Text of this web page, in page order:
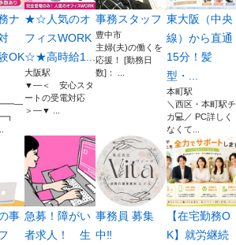
ナ
OK
★☆人気のオ
フィスWORK
☆★高時給1...
大阪駅
▼―＜ 安心スタ
ートの受電対応
＞―▼ ...
事務スタッフ
豊中市
主婦(夫)の働くを
応援！ [勤務日
数]： ...
東大阪（中央
線）から直通
15分！髪
型・...
本町駅
＼西区・本町駅チ
カ💻／ PC詳しく
なくて...
事 急募！障がい
者求人！ 生
事務員 募集
中‼️
【在宅勤務O
K】就労継続